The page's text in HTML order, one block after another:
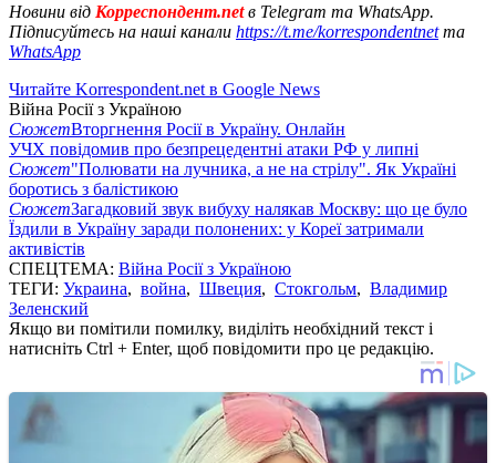
Новини від Корреспондент.netв Telegram та WhatsApp.
Підписуйтесь на наші канали https://t.me/korrespondentnetта
WhatsApp
Читайте Korrespondent.net в Google News
Війна Росії з Україною
СюжетВторгнення Росії в Україну. Онлайн
УЧХ повідомив про безпрецедентні атаки РФ у липні
Сюжет"Полювати на лучника, а не на стрілу". Як Україні
боротись з балістикою
СюжетЗагадковий звук вибуху налякав Москву: що це було
Їздили в Україну заради полонених: у Кореї затримали
активістів
СПЕЦТЕМА: Війна Росії з Україною
ТЕГИ: Украина, война, Швеция, Стокгольм, Владимир
Зеленский
Якщо ви помітили помилку, виділіть необхідний текст і
натисніть Ctrl + Enter, щоб повідомити про це редакцію.